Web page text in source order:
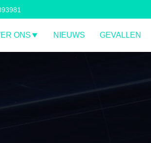
ONS NIEUWS GEVALLEN